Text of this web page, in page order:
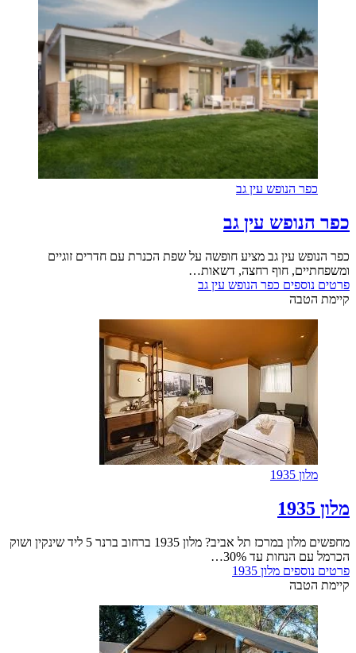
כפר הנופש עין גב
כפר הנופש עין גב
כפר הנופש עין גב מציע חופשה על שפת הכנרת עם חדרים זוגיים
ומשפחתיים, חוף רחצה, דשאות…
פרטים נוספים כפר הנופש עין גב
קיימת הטבה
מלון 1935
מלון 1935
מחפשים מלון במרכז תל אביב? מלון 1935 ברחוב ברנר 5 ליד שינקין ושוק
הכרמל עם הנחות עד 30%…
פרטים נוספים מלון 1935
קיימת הטבה